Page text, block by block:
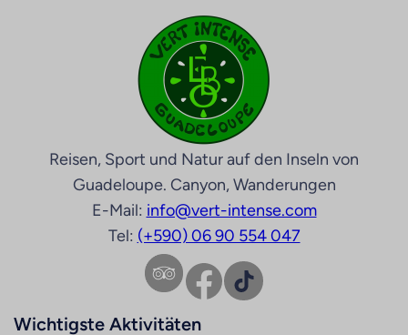
Reisen, Sport und Natur auf den Inseln von
Guadeloupe. Canyon, Wanderungen
E-Mail: info@vert-intense.com
Tel: (+590) 06 90 554 047
Facebook TikTok
Wichtigste Aktivitäten